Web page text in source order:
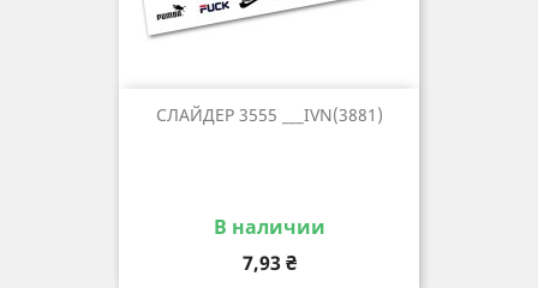
СЛАЙДЕР 3555 ___IVN(3881)
В наличии
Цена
7,93 ₴